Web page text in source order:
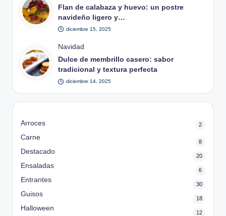
en
Flan de calabaza y huevo: un postre
navideño ligero y…
diciembre 15, 2025
Publicado
en
Navidad
Dulce de membrillo casero: sabor
tradicional y textura perfecta
diciembre 14, 2025
Arroces 2
Carne
8
Destacado
20
Ensaladas
6
Entrantes
30
Guisos
18
Halloween
12